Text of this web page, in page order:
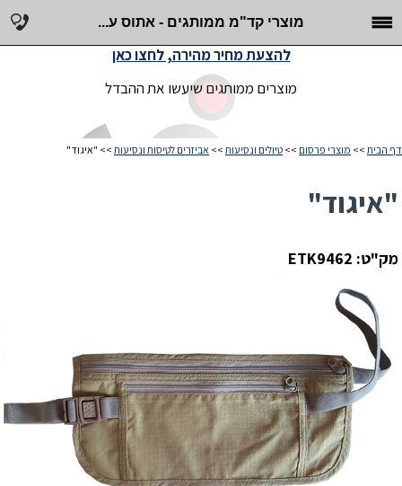
מוצרי קד"מ ממותגים - אתוס ע...
מוצרים ממותגים שיעשו את ההבדל
להצעת מחיר מהירה, לחצו כאן
דף הבית >> מוצרי פרסום >> טיולים ונסיעות >> אביזרים לטיסות ונסיעות >> "איגוד"
"איגוד"
מק"ט: ETK9462